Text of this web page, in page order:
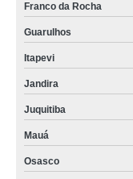
Franco da Rocha
Guarulhos
Itapevi
Jandira
Juquitiba
Mauá
Osasco